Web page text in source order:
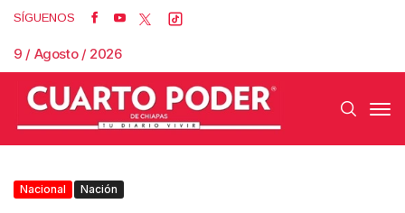
SÍGUENOS
9 / Agosto / 2026
Nacional Nación